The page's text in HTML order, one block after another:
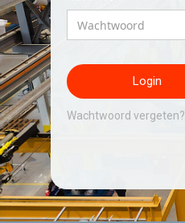
Wachtwoord vergeten?